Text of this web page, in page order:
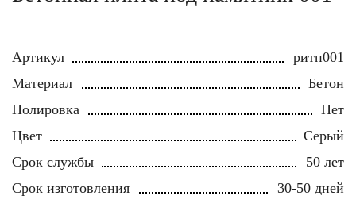
Артикул
ритп001
Материал
Бетон
Полировка
Нет
Цвет
Серый
Срок службы
50 лет
Срок изготовления
30-50 дней